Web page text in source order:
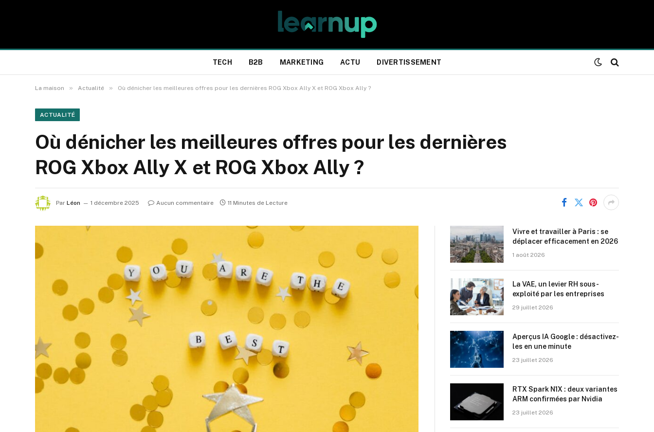
TECH B2B MARKETING ACTU DIVERTISSEMENT
La maison » Actualité » Où dénicher les meilleures offres pour les dernières ROG Xbox Ally X et ROG Xbox Ally ?
ACTUALITÉ
Où dénicher les meilleures offres pour les dernières
ROG Xbox Ally X et ROG Xbox Ally ?
Par Léon 1 décembre 2025 Aucun commentaire 11 Minutes de Lecture
Vivre et travailler à Paris : se
déplacer efficacement en 2026
1 août 2026
La VAE, un levier RH sous-
exploité par les entreprises
29 juillet 2026
Aperçus IA Google : désactivez-
les en une minute
23 juillet 2026
RTX Spark N1X : deux variantes
ARM confirmées par Nvidia
23 juillet 2026